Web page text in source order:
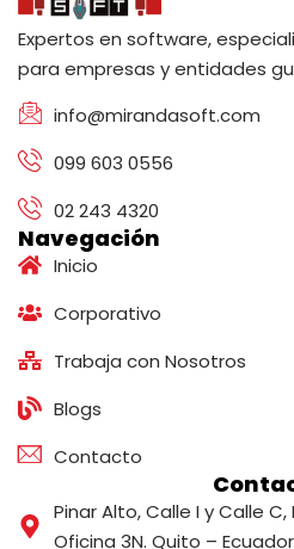
Expertos en software,
para empresas y entidades
info@mirandasoft.com
099 603 0556
02 243 4320
Navegación
Inicio
Corporativo
Trabaja con Nosotros
Blogs
Contacto
Pinar Alto, Calle I y Calle C,
Oficina 3N. Quito –